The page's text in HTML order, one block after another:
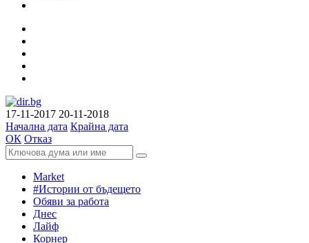
17-11-2017 20-11-2018
Начална дата Крайна дата
ОК Отказ
Market
#Истории от бъдещето
Обяви за работа
Днес
Лайф
Корнер